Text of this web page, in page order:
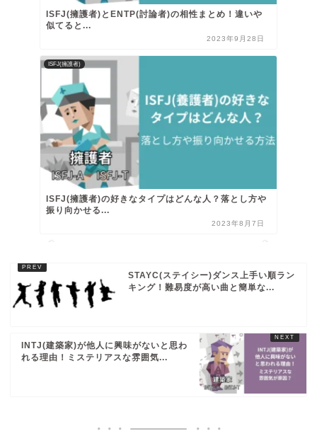
ISFJ(擁護者)とENTP(討論者)の相性まとめ！違いや
似てると...
2023年9月28日
ISFJ(擁護者)
ISFJ(擁護者)の好きなタイプはどんな人？落とし方や
振り向かせる...
2023年8月7日
STAYC(ステイシー)ダンス上手い順ラン
キング！難易度が高い曲と簡単な...
INTJ(建築家)が他人に興味がないと思わ
れる理由！ミステリアスな雰囲気...